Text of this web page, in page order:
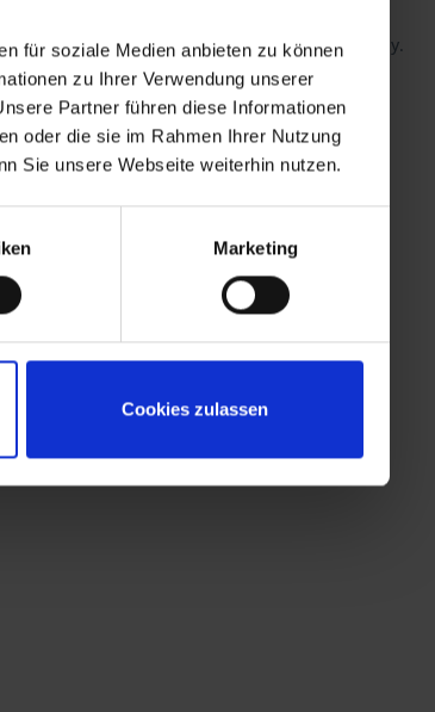
für soziale Medien anbieten zu können
zu Ihrer Verwendung unserer
Partner führen diese Informationen
oder die sie im Rahmen Ihrer Nutzung
Sie unsere Webseite weiterhin nutzen.
Marketing
Cookies zulassen
und Wartungsprodukte von Liqui Moly.